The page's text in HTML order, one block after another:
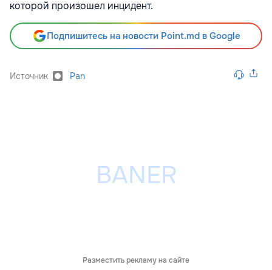
которой произошел инцидент.
Подпишитесь на новости Point.md в Google
Источник Pan
Разместить рекламу на сайте